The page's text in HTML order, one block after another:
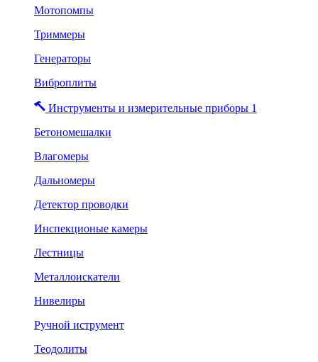
Мотопомпы
Триммеры
Генераторы
Виброплиты
Инструменты и измерительные приборы 1
Бетономешалки
Влагомеры
Дальномеры
Детектор проводки
Инспекционые камеры
Лестницы
Металлоискатели
Нивелиры
Ручной иструмент
Теодолиты